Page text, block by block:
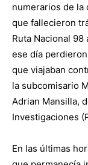
numerarios de la
que fallecieron
Ruta Nacional 98
ese día
que viajaban
la subcomisario
Adrian Mansilla,
Investigaciones
En las últimas